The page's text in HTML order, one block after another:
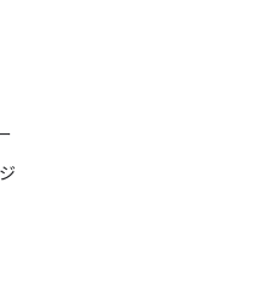
ェアおよびドキュメントに
またはドキュメントに記載
べての変更、修正に関する通
タイトルおよび URI] から